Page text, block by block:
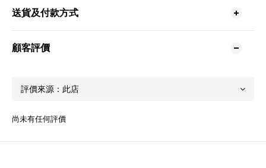
送貨及付款方式
顧客評價
尚未有任何評價